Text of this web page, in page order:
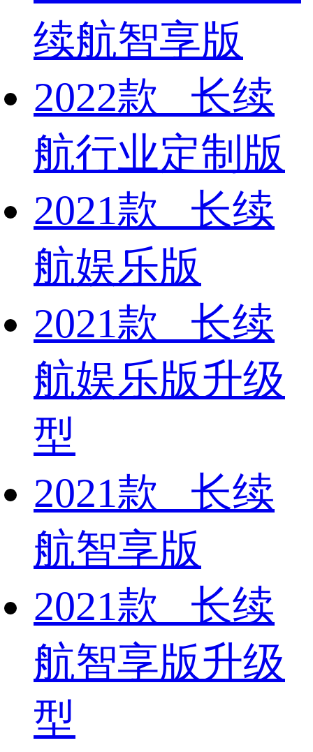
续航智享版
2022款 长续
航行业定制版
2021款 长续
航娱乐版
2021款 长续
航娱乐版升级
型
2021款 长续
航智享版
2021款 长续
航智享版升级
型